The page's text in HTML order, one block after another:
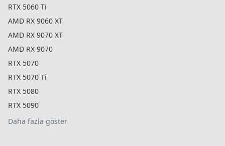
RTX 5060 Ti
AMD RX 9060 XT
AMD RX 9070 XT
AMD RX 9070
RTX 5070
RTX 5070 Ti
RTX 5080
RTX 5090
Daha fazla göster